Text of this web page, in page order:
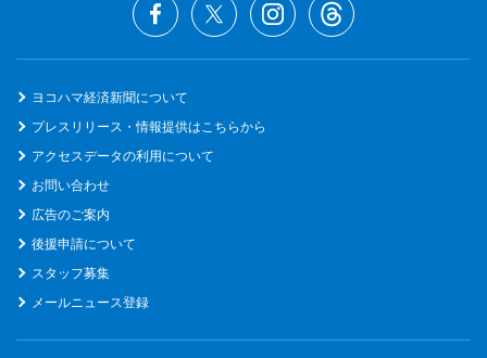
ヨコハマ経済新聞について
プレスリリース・情報提供はこちらから
アクセスデータの利用について
お問い合わせ
広告のご案内
後援申請について
スタッフ募集
メールニュース登録